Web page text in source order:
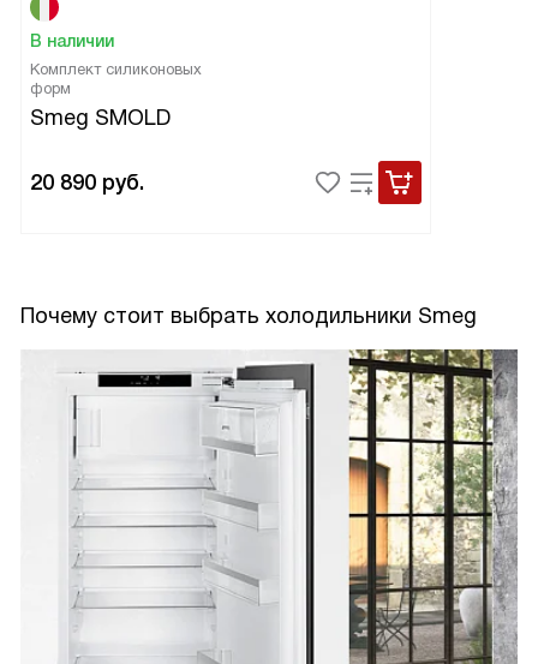
В наличии
Комплект силиконовых
форм
Smeg SMOLD
20 890 руб.
Почему стоит выбрать холодильники Smeg